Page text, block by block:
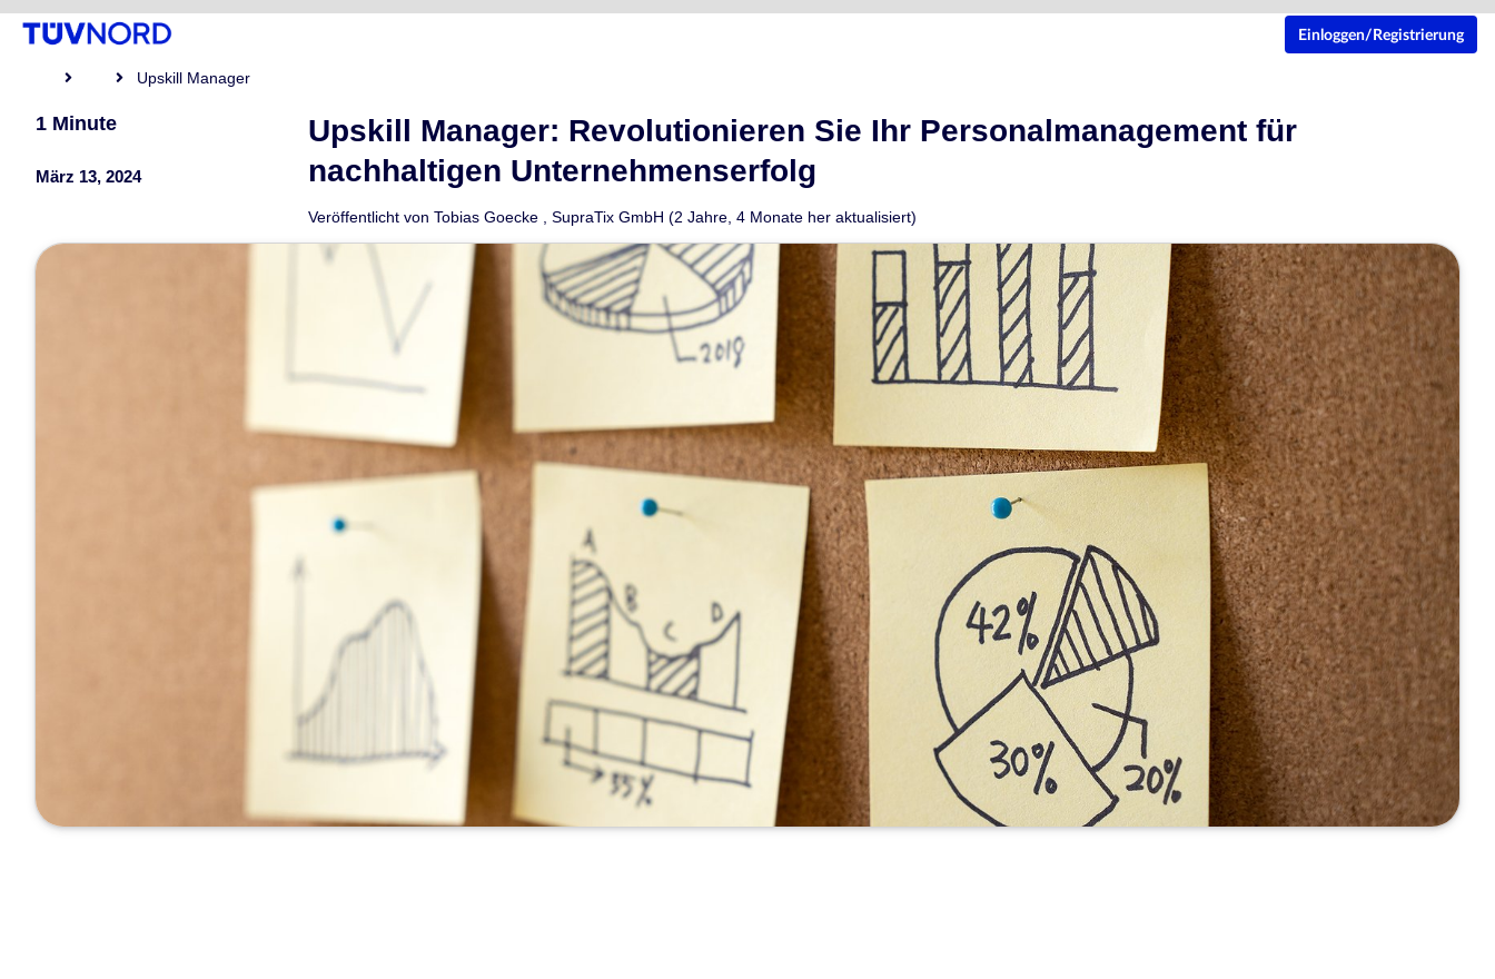
Einloggen/Registrierung
Upskill Manager
1 Minute
März 13, 2024
Upskill Manager: Revolutionieren Sie Ihr Personalmanagement für
nachhaltigen Unternehmenserfolg
Veröffentlicht vonTobias Goecke ,SupraTix GmbH (2 Jahre, 4 Monate her aktualisiert)